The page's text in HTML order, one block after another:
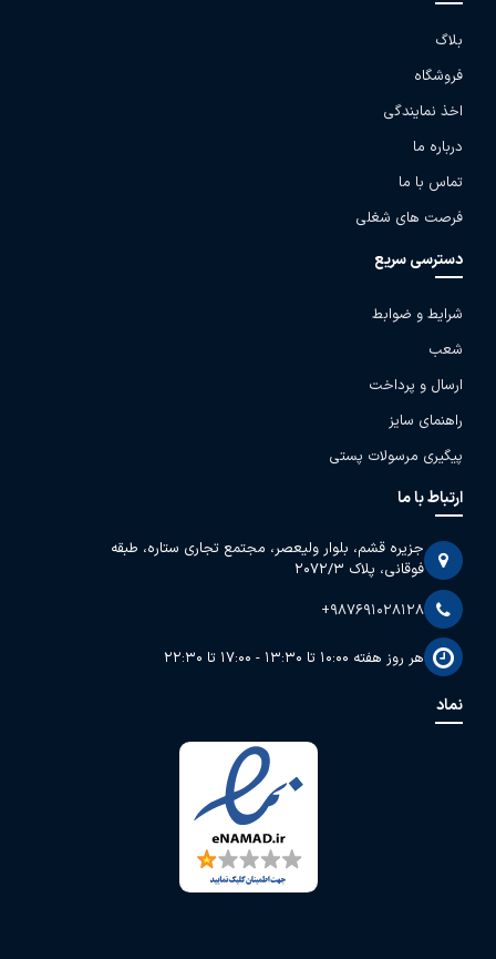
بلاگ
فروشگاه
اخذ نمایندگی
درباره ما
تماس با ما
فرصت های شغلی
دسترسی سریع
شرایط و ضوابط
شعب
ارسال و پرداخت
راهنمای سایز
پیگیری مرسولات پستی
ارتباط با ما
جزیره قشم، بلوار ولیعصر، مجتمع تجاری ستاره، طبقه
فوقانی، پلاک 2072/3
+987691028128
هر روز هفته 10:00 تا 13:30 - 17:00 تا 22:30
نماد